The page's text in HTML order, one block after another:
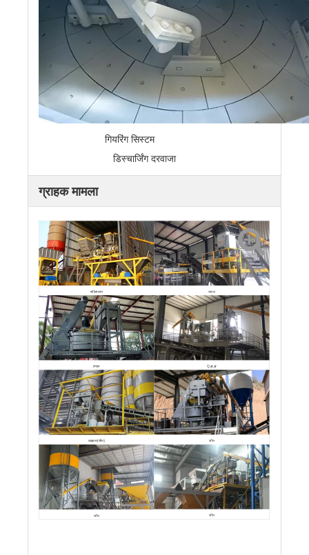
गियरिंग सिस्टम
डिस्चार्जिंग दरवाजा
ग्राहक मामला
पाकिस्तान भारत
बंगाल Qatar
ताइवान(चीन) चीन
चीन चीन